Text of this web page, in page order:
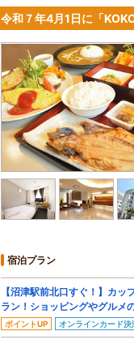
令和７年4月1日に「
宿泊プラン
【沼津駅前北口すぐ！】カ
ラン！ショッピングやグルメ
ポイントUP オンラインカード決